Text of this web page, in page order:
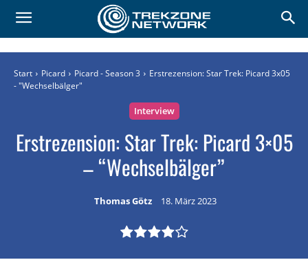
Start Picard Picard - Season 3
Erstrezension: Star Trek: Picard 3x05
- "Wechselbälger"
Interview
Erstrezension: Star Trek: Picard 3×05
– “Wechselbälger”
Thomas Götz 18. März 2023